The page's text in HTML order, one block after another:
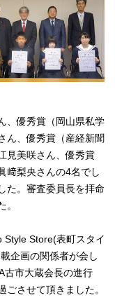
、優秀賞（岡山県私学
ん、優秀賞（産経新聞
見美咲さん、優秀賞
﨑梨央さんの4名でし
た。審査委員長を拝命
。
Style Store(表町スタイ
企画の関係者が会し
古市大蔵会長の進行
させて頂きました。